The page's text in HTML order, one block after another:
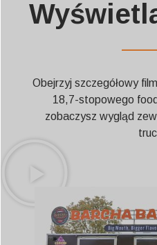
Obejrzyj szczegółowy
18,7-stopowego
zobaczysz wygląd